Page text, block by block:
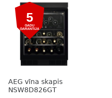
5
GADU
GARANTIJA
AEG vīna skapis
NSW8D826GT